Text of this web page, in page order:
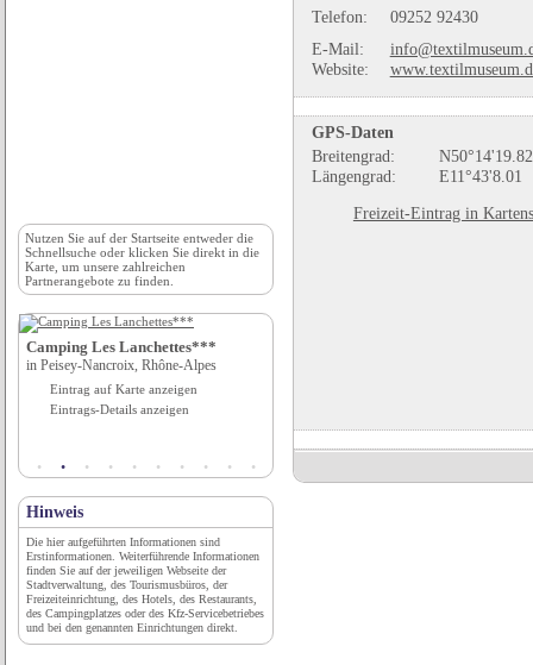
Telefon:
09252 92430
E-Mail:
Website:
GPS-Daten
Breitengrad:
N50°14'19.82
Längengrad:
E11°43'8.01
Freizeit-Eintrag in
Nutzen Sie auf der Startseite entweder die
Schnellsuche oder klicken Sie direkt in die
Karte, um unsere zahlreichen
Partnerangebote zu finden.
Camping Les Lanchettes***
in Peisey-Nancroix, Rhône-Alpes
Eintrag auf Karte anzeigen
Eintrags-Details anzeigen
Hinweis
Die hier aufgeführten Informationen sind
Erstinformationen. Weiterführende Informationen
finden Sie auf der jeweiligen Webseite der
Stadtverwaltung, des Tourismusbüros, der
Freizeiteinrichtung, des Hotels, des Restaurants,
des Campingplatzes oder des Kfz-Servicebetriebes
und bei den genannten Einrichtungen direkt.